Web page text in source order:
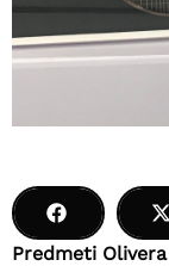
Predmeti